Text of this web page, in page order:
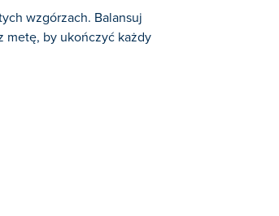
wzgórzach. Balansuj
metę, by ukończyć każdy
gier w kategorii: Gry o